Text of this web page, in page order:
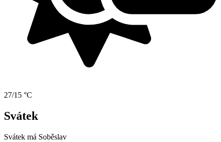
27/15 °C
Svátek
Svátek má Soběslav